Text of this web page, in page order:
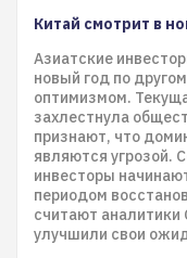
Китай смотрит в
Азиатские
новый год по
оптимизмом.
захлестнула
признают, что
являются угрозой.
инвесторы
периодом
считают
улучшили свои